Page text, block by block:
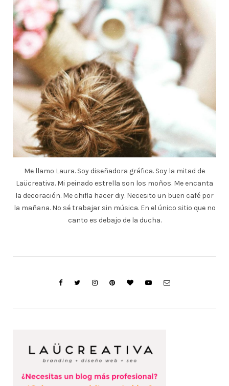
Me llamo Laura. Soy diseñadora gráfica. Soy la mitad de
Laücreativa. Mi peinado estrella son los moños. Me encanta
la decoración. Me chifla hacer diy. Necesito un buen café por
la mañana. No sé trabajar sin música. En el único sitio que no
canto es debajo de la ducha.